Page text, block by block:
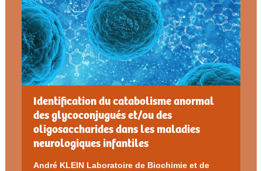
Identification du catabolisme anormal
des glycoconjugués et/ou des
oligosaccharides dans les maladies
neurologiques infantiles
André KLEIN Laboratoire de Biochimie et de